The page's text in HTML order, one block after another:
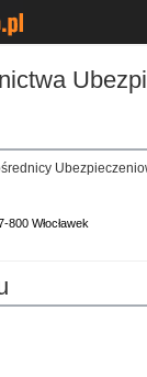
800 Włocławek